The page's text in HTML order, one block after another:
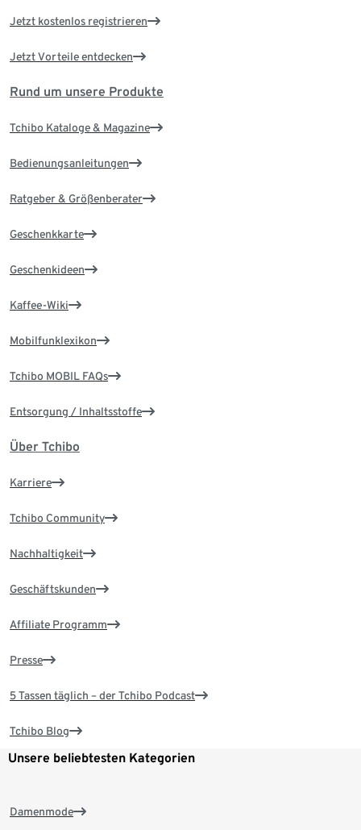
Jetzt kostenlos registrieren
Jetzt Vorteile entdecken
Rund um unsere Produkte
Tchibo Kataloge & Magazine
Bedienungsanleitungen
Ratgeber & Größenberater
Geschenkkarte
Geschenkideen
Kaffee-Wiki
Mobilfunklexikon
Tchibo MOBIL FAQs
Entsorgung / Inhaltsstoffe
Über Tchibo
Karriere
Tchibo Community
Nachhaltigkeit
Geschäftskunden
Affiliate Programm
Presse
5 Tassen täglich – der Tchibo Podcast
Tchibo Blog
Unsere beliebtesten Kategorien
Damenmode